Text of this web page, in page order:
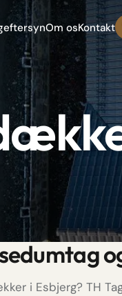
Om osKontakt
i Esbjerg? TH